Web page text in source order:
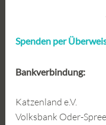
Spenden per
Bankverbindung:
Katzenland e.V.
Volksbank Oder-Spree